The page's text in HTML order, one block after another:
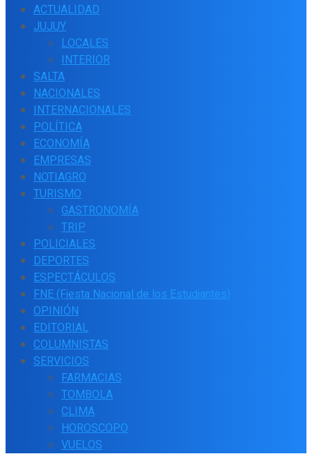
ACTUALIDAD
JUJUY
LOCALES
INTERIOR
SALTA
NACIONALES
INTERNACIONALES
POLÍTICA
ECONOMÍA
EMPRESAS
NOTIAGRO
TURISMO
GASTRONOMÍA
TRIP
POLICIALES
DEPORTES
ESPECTÁCULOS
FNE (Fiesta Nacional de los Estudiantes)
OPINIÓN
EDITORIAL
COLUMNISTAS
SERVICIOS
FARMACIAS
TOMBOLA
CLIMA
HOROSCOPO
VUELOS